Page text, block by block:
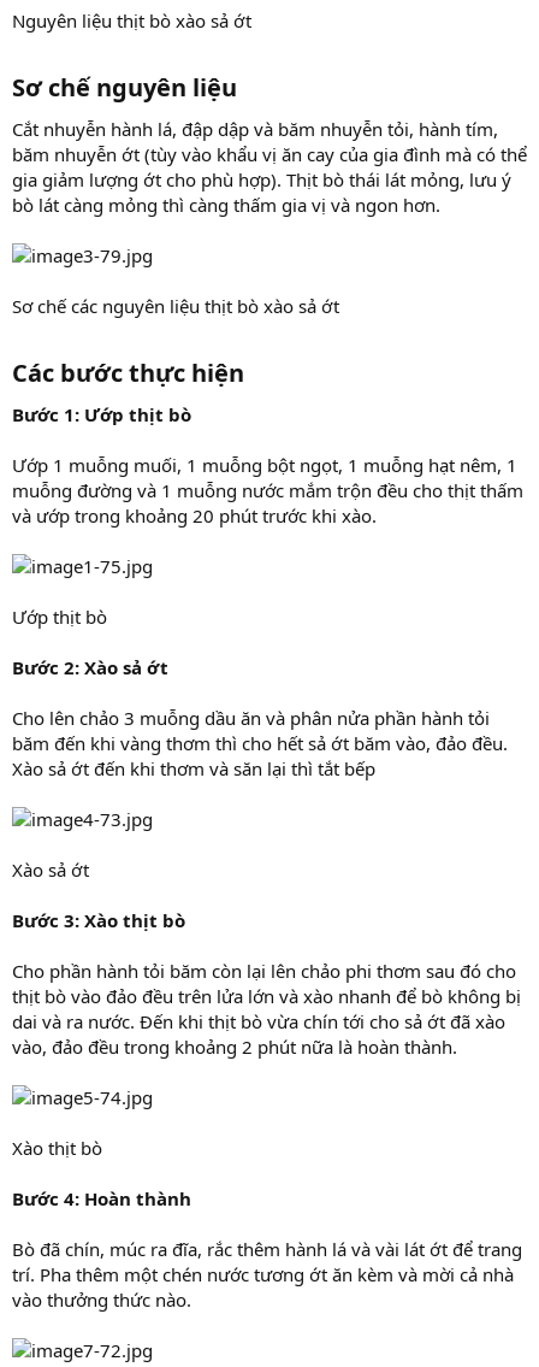
Nguyên liệu thịt bò xào sả ớt
Sơ chế nguyên liệu​
Cắt nhuyễn hành lá, đập dập và băm nhuyễn tỏi, hành tím,
băm nhuyễn ớt (tùy vào khẩu vị ăn cay của gia đình mà có thể
gia giảm lượng ớt cho phù hợp). Thịt bò thái lát mỏng, lưu ý
bò lát càng mỏng thì càng thấm gia vị và ngon hơn.
Sơ chế các nguyên liệu thịt bò xào sả ớt
Các bước thực hiện​
Bước 1: Ướp thịt bò
Ướp 1 muỗng muối, 1 muỗng bột ngọt, 1 muỗng hạt nêm, 1
muỗng đường và 1 muỗng nước mắm trộn đều cho thịt thấm
và ướp trong khoảng 20 phút trước khi xào.
Ướp thịt bò
Bước 2: Xào sả ớt
Cho lên chảo 3 muỗng dầu ăn và phân nửa phần hành tỏi
băm đến khi vàng thơm thì cho hết sả ớt băm vào, đảo đều.
Xào sả ớt đến khi thơm và săn lại thì tắt bếp
Xào sả ớt
Bước 3: Xào thịt bò
Cho phần hành tỏi băm còn lại lên chảo phi thơm sau đó cho
thịt bò vào đảo đều trên lửa lớn và xào nhanh để bò không bị
dai và ra nước. Đến khi thịt bò vừa chín tới cho sả ớt đã xào
vào, đảo đều trong khoảng 2 phút nữa là hoàn thành.
Xào thịt bò
Bước 4: Hoàn thành
Bò đã chín, múc ra đĩa, rắc thêm hành lá và vài lát ớt để trang
trí. Pha thêm một chén nước tương ớt ăn kèm và mời cả nhà
vào thưởng thức nào.